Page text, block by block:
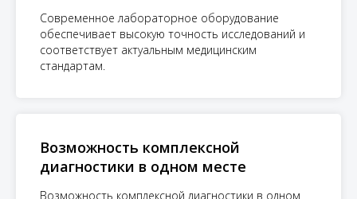
Современное лабораторное оборудование
обеспечивает высокую точность исследований и
соответствует актуальным медицинским
стандартам.
Возможность комплексной
диагностики в одном месте
Возможность комплексной диагностики в одном